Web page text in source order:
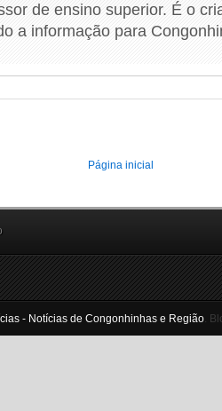
de ensino superior. É o
a informação para
Página inicial
- Notícias de Congonhinhas e Região.